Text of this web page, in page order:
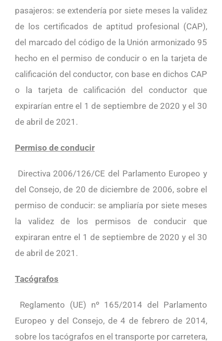
pasajeros: se extendería por siete meses la validez
de los certificados de aptitud profesional (CAP),
del marcado del código de la Unión armonizado 95
hecho en el permiso de conducir o en la tarjeta de
calificación del conductor, con base en dichos CAP
o la tarjeta de calificación del conductor que
expirarían entre el 1 de septiembre de 2020 y el 30
de abril de 2021.
Permiso de conducir
Directiva 2006/126/CE del Parlamento Europeo y
del Consejo, de 20 de diciembre de 2006, sobre el
permiso de conducir: se ampliaría por siete meses
la validez de los permisos de conducir que
expiraran entre el 1 de septiembre de 2020 y el 30
de abril de 2021.
Tacógrafos
Reglamento (UE) nº 165/2014 del Parlamento
Europeo y del Consejo, de 4 de febrero de 2014,
sobre los tacógrafos en el transporte por carretera,